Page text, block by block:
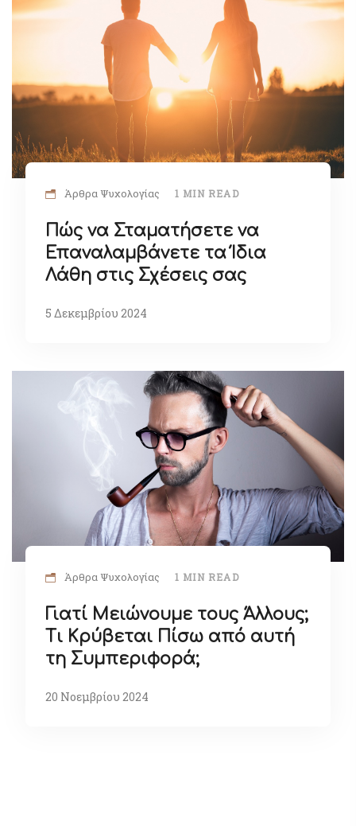
Άρθρα Ψυχολογίας 1 MIN READ
Πώς να Σταματήσετε να
Επαναλαμβάνετε τα Ίδια
Λάθη στις Σχέσεις σας
5 Δεκεμβρίου 2024
Άρθρα Ψυχολογίας 1 MIN READ
Γιατί Μειώνουμε τους Άλλους;
Τι Κρύβεται Πίσω από αυτή
τη Συμπεριφορά;
20 Νοεμβρίου 2024